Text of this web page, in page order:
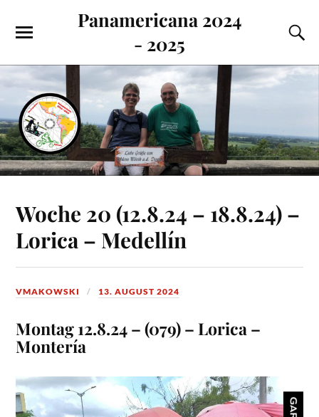
Panamericana 2024
- 2025
Woche 20 (12.8.24 – 18.8.24) –
Lorica – Medellín
VMAKOWSKI 13. AUGUST 2024
Montag 12.8.24 – (079) – Lorica –
Montería